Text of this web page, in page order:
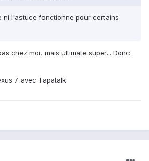
ni l'astuce fonctionne pour certains
chez moi, mais ultimate super... Donc
7 avec Tapatalk